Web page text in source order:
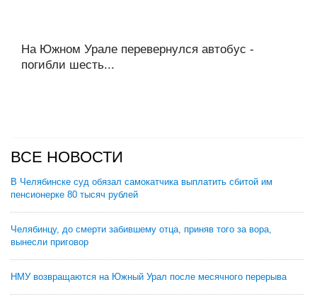
На Южном Урале перевернулся автобус -
погибли шесть...
ВСЕ НОВОСТИ
В Челябинске суд обязал самокатчика выплатить сбитой им
пенсионерке 80 тысяч рублей
Челябинцу, до смерти забившему отца, приняв того за вора,
вынесли приговор
НМУ возвращаются на Южный Урал после месячного перерыва